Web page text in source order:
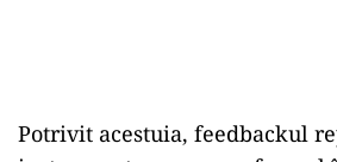
Potrivit acestuia, feedbackul